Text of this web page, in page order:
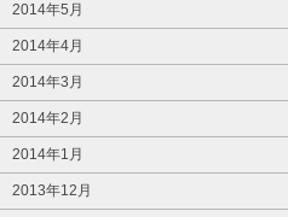
2014年5月
2014年4月
2014年3月
2014年2月
2014年1月
2013年12月